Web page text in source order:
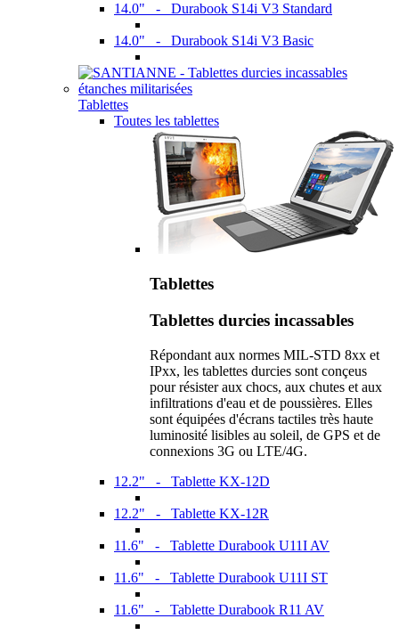
14.0" - Durabook S14i V3 Standard
14.0" - Durabook S14i V3 Basic
Tablettes
Toutes les tablettes
Tablettes
Tablettes durcies incassables
Répondant aux normes MIL-STD 8xx et
IPxx, les tablettes durcies sont conçeus
pour résister aux chocs, aux chutes et aux
infiltrations d'eau et de poussières. Elles
sont équipées d'écrans tactiles très haute
luminosité lisibles au soleil, de GPS et de
connexions 3G ou LTE/4G.
12.2" - Tablette KX-12D
12.2" - Tablette KX-12R
11.6" - Tablette Durabook U11I AV
11.6" - Tablette Durabook U11I ST
11.6" - Tablette Durabook R11 AV